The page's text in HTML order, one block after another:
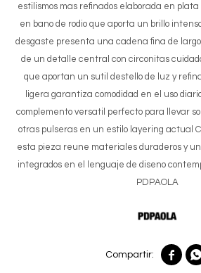
estilismos mas refinados elaborada en
en bano de rodio que aporta un brillo
desgaste presenta una cadena fina de
de un detalle central con circonitas
que aportan un sutil destello de luz y
ligera garantiza comodidad en el uso
complemento versatil perfecto para llevar
otras pulseras en un estilo layering actual
esta pieza reune materiales duraderos y
integrados en el lenguaje de diseno
PDPAOLA
 